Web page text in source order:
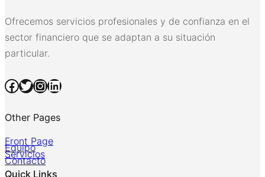
Ofrecemos servicios profesionales y de confianza en el
sector financiero que se adaptan a su situación
particular.
Facebook Twitter InstagramLinkedIn
Other Pages
Front Page
Equipo
Servicios
Contacto
Quick Links